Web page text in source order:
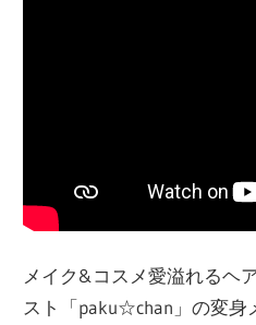
メイク&コスメ愛溢れるヘ
スト「paku☆chan」の変身